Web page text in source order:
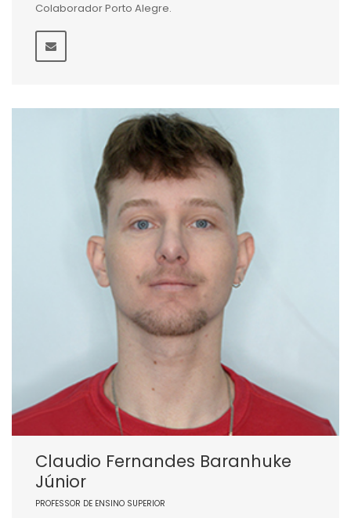
Colaborador Porto Alegre.
Claudio Fernandes Baranhuke
Júnior
PROFESSOR DE ENSINO SUPERIOR